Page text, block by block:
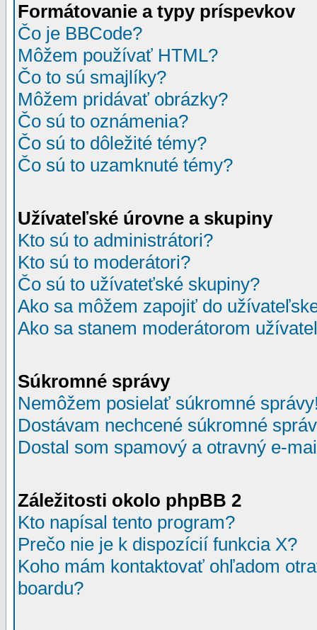
Formátovanie a typy príspevkov
Čo je BBCode?
Môžem používať HTML?
Čo to sú smajlíky?
Môžem pridávať obrázky?
Čo sú to oznámenia?
Čo sú to dôležité témy?
Čo sú to uzamknuté témy?
Užívateľské úrovne a skupiny
Kto sú to administrátori?
Kto sú to moderátori?
Čo sú to užívateťské skupiny?
Ako sa môžem zapojiť do
Ako sa stanem moderátorom
Súkromné správy
Nemôžem posielať súkromné
Dostávam nechcené súkromné
Dostal som spamový a otravný e-
Záležitosti okolo phpBB 2
Kto napísal tento program?
Prečo nie je k dispozícií funkcia X?
Koho mám kontaktovať ohľadom
boardu?